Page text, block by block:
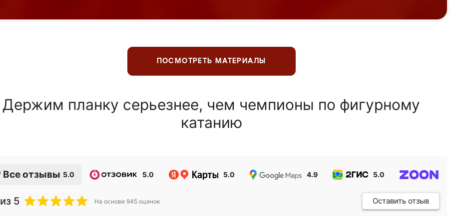
ПОСМОТРЕТЬ МАТЕРИАЛЫ
Держим планку серьезнее, чем чемпионы по фигурному
катанию
Все отзывы 5.0 5.0 5.0 4.9 5.0
из 5 На основе 945 оценок Оставить отзыв